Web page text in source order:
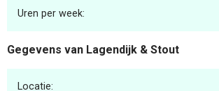
Uren per week:
Gegevens van Lagendijk & Stout
Locatie: